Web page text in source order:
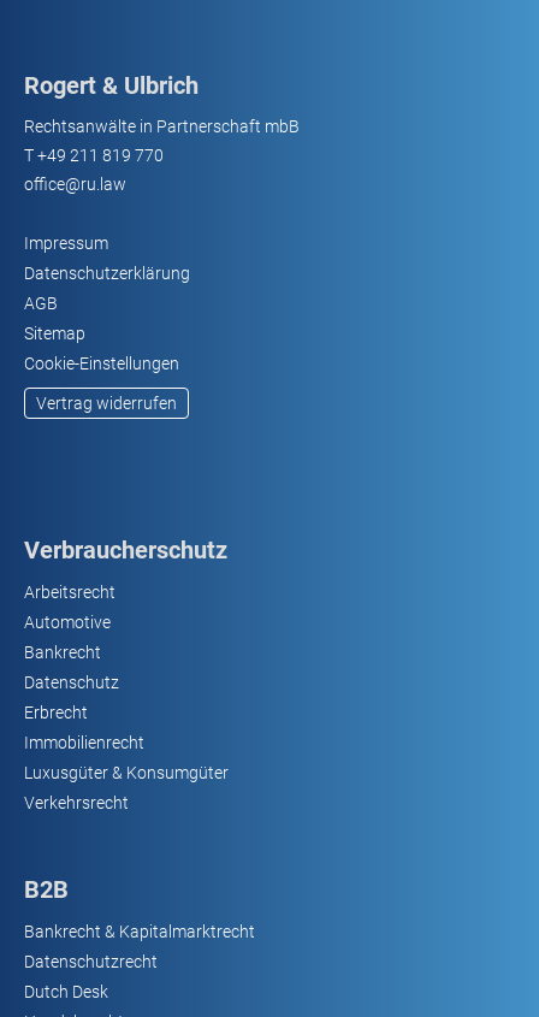
Rogert & Ulbrich
Rechtsanwälte in Partnerschaft mbB
T+49 211 819 770
office@ru.law
Impressum
Datenschutzerklärung
AGB
Sitemap
Cookie-Einstellungen
Vertrag widerrufen
Verbraucherschutz
Arbeitsrecht
Automotive
Bankrecht
Datenschutz
Erbrecht
Immobilienrecht
Luxusgüter & Konsumgüter
Verkehrsrecht
B2B
Bankrecht & Kapitalmarktrecht
Datenschutzrecht
Dutch Desk